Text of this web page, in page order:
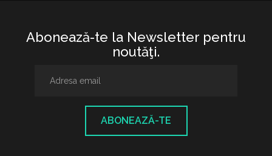
Abonează-te la Newsletter pentru
noutăţi.
ABONEAZĂ-TE